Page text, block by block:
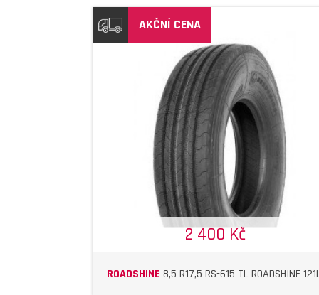
AKČNÍ CENA
2 400 Kč
ROADSHINE 8,5 R17,5 RS-615 TL ROADSHINE
DETAIL